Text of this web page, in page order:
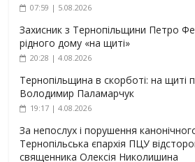
07:59 | 5.08.2026
Захисник з Тернопільщини Петро
рідного дому «на щиті»
20:28 | 4.08.2026
Тернопільщина в скорботі: на щиті
Володимир Паламарчук
19:17 | 4.08.2026
За непослух і порушення
Тернопільська єпархія ПЦУ
священника Олексія Николишина